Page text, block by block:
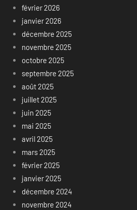
février 2026
janvier 2026
décembre 2025
novembre 2025
octobre 2025
septembre 2025
août 2025
juillet 2025
juin 2025
mai 2025
avril 2025
mars 2025
février 2025
janvier 2025
décembre 2024
novembre 2024